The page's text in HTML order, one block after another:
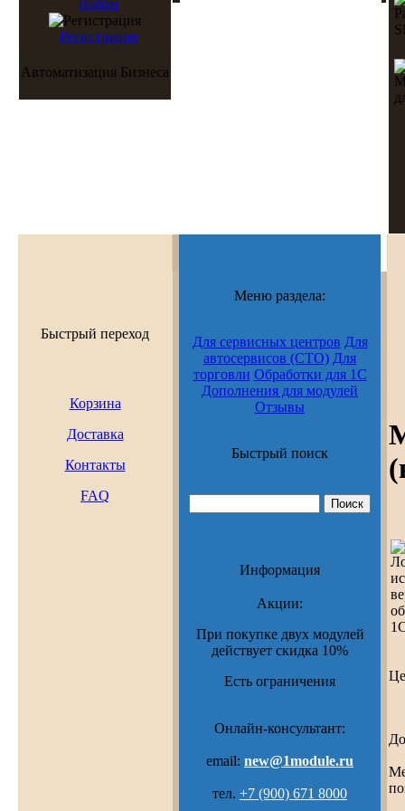
Войти
Регистрация
Автоматизация Бизнеса
Быстрый переход
Корзина
Доставка
Контакты
FAQ
Меню раздела:
Для сервисных центров Для
автосервисов (СТО) Для
торговли Обработки для 1С
Дополнения для модулей
Отзывы
Быстрый поиск
Информация
Акции:
При покупке двух модулей
действует скидка 10%
Есть ограничения
Онлайн-консультант:
email: new@1module.ru
тел. +7 (900) 671 8000